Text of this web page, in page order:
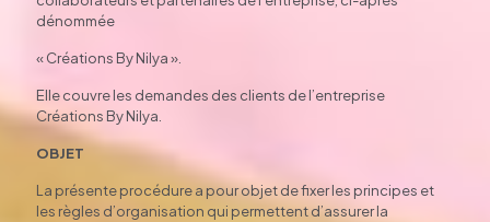
dénommée
« Créations By Nilya ».
Elle couvre les demandes des clients de l’entreprise
Créations By Nilya.
OBJET
La présente procédure a pour objet de fixer les principes et
les règles d’organisation qui permettent d’assurer la